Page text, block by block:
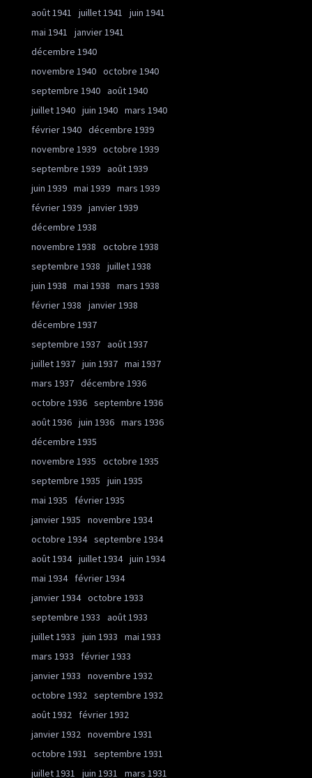
août 1941
juillet 1941
juin 1941
mai 1941
janvier 1941
décembre 1940
novembre 1940 octobre 1940
septembre 1940 août 1940
juillet 1940 juin 1940 mars 1940
février 1940 décembre 1939
novembre 1939 octobre 1939
septembre 1939 août 1939
juin 1939 mai 1939 mars 1939
février 1939 janvier 1939
décembre 1938
novembre 1938
octobre 1938
septembre 1938
juillet 1938
juin 1938
mai 1938
mars 1938
février 1938
janvier 1938
décembre 1937
septembre 1937 août 1937
juillet 1937 juin 1937 mai 1937
mars 1937 décembre 1936
octobre 1936 septembre 1936
août 1936 juin 1936 mars 1936
décembre 1935
novembre 1935
octobre 1935
septembre 1935
juin 1935
mai 1935
février 1935
janvier 1935
novembre 1934
octobre 1934 septembre 1934
août 1934 juillet 1934 juin 1934
mai 1934
février 1934
janvier 1934 octobre 1933
septembre 1933
août 1933
juillet 1933
juin 1933
mai 1933
mars 1933
février 1933
janvier 1933
novembre 1932
octobre 1932 septembre 1932
août 1932
février 1932
janvier 1932 novembre 1931
octobre 1931
septembre 1931
juillet 1931
juin 1931 mars 1931